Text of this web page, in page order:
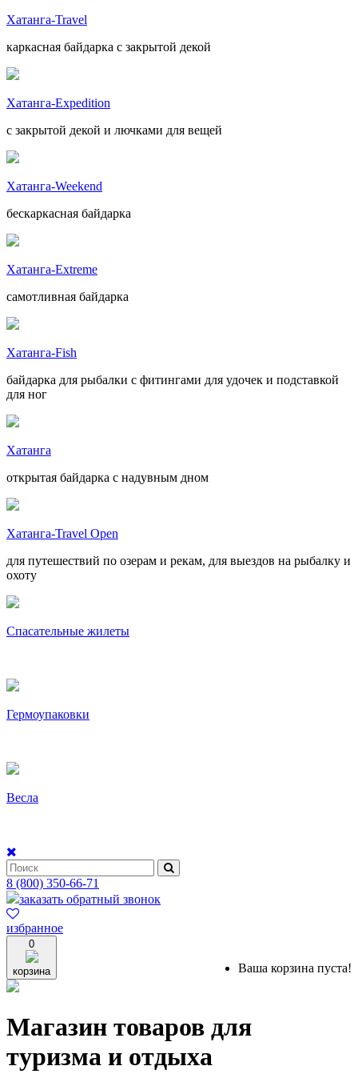
Хатанга-Travel
каркасная байдарка с закрытой декой
Хатанга-Expedition
с закрытой декой и лючками для вещей
Хатанга-Weekend
бескаркасная байдарка
Хатанга-Extreme
самотливная байдарка
Хатанга-Fish
байдарка для рыбалки с фитингами для удочек и подставкой
для ног
Хатанга
открытая байдарка с надувным дном
Хатанга-Travel Open
для путешествий по озерам и рекам, для выездов на рыбалку и
охоту
Спасательные жилеты
Гермоупаковки
Весла
8 (800) 350-66-71
заказать обратный звонок
избранное
0
корзина Ваша корзина пуста!
Магазин товаров для
туризма и отдыха